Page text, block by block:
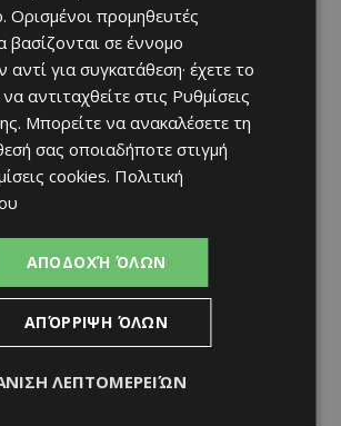
Ορισμένοι προμηθευτές
βασίζονται σε έννομο
για συγκατάθεση· έχετε το
αντιταχθείτε στις Ρυθμίσεις
. Μπορείτε να ανακαλέσετε τη
σας οποιαδήποτε στιγμή
cookies. Πολιτική
ΑΠΟΔΟΧΉ ΌΛΩΝ
ΑΠΌΡΡΙΨΗ ΌΛΩΝ
ΛΕΠΤΟΜΕΡΕΙΏΝ